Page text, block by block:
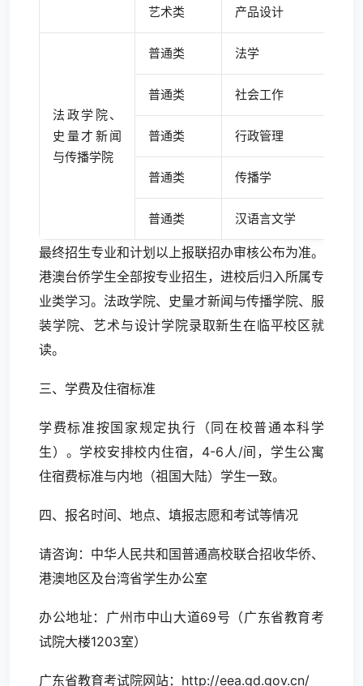
艺术类 产品设计
法政学院、
史量才新闻
与传播学院
普通类 法学
普通类 社会工作
普通类 行政管理
普通类 传播学
普通类 汉语言文学
最终招生专业和计划以上报联招办审核公布为准。
港澳台侨学生全部按专业招生，进校后归入所属专
业类学习。法政学院、史量才新闻与传播学院、服
装学院、艺术与设计学院录取新生在临平校区就
读。
三、学费及住宿标准
学费标准按国家规定执行（同在校普通本科学
生）。学校安排校内住宿，4-6人/间，学生公寓
住宿费标准与内地（祖国大陆）学生一致。
四、报名时间、地点、填报志愿和考试等情况
请咨询：中华人民共和国普通高校联合招收华侨、
港澳地区及台湾省学生办公室
办公地址：广州市中山大道69号（广东省教育考
试院大楼1203室）
广东省教育考试院网站：http://eea.gd.gov.cn/